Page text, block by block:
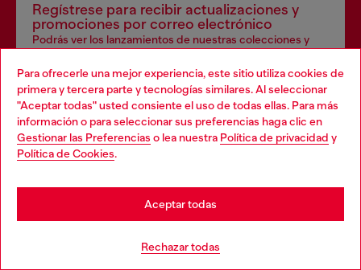
Para ofrecerle una mejor experiencia, este sitio utiliza cookies de
primera y tercera parte y tecnologías similares. Al seleccionar
"Aceptar todas" usted consiente el uso de todas ellas. Para más
información o para seleccionar sus preferencias haga clic en
Gestionar las Preferencias o lea nuestra Política de privacidad y
Política de Cookies.
Rechazar todas
Aceptar todas
Regístrese para recibir actualizaciones y
promociones por correo electrónico
Podrás ver los lanzamientos de nuestras colecciones y
Dirección de correo electrónico*
Hombres Mujeres No especificado